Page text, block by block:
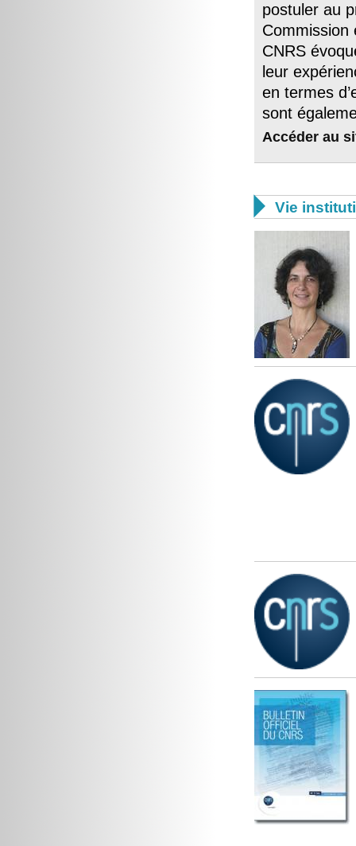
postuler au
Commission
CNRS
leur
en termes
sont
Accéder au
 Vie